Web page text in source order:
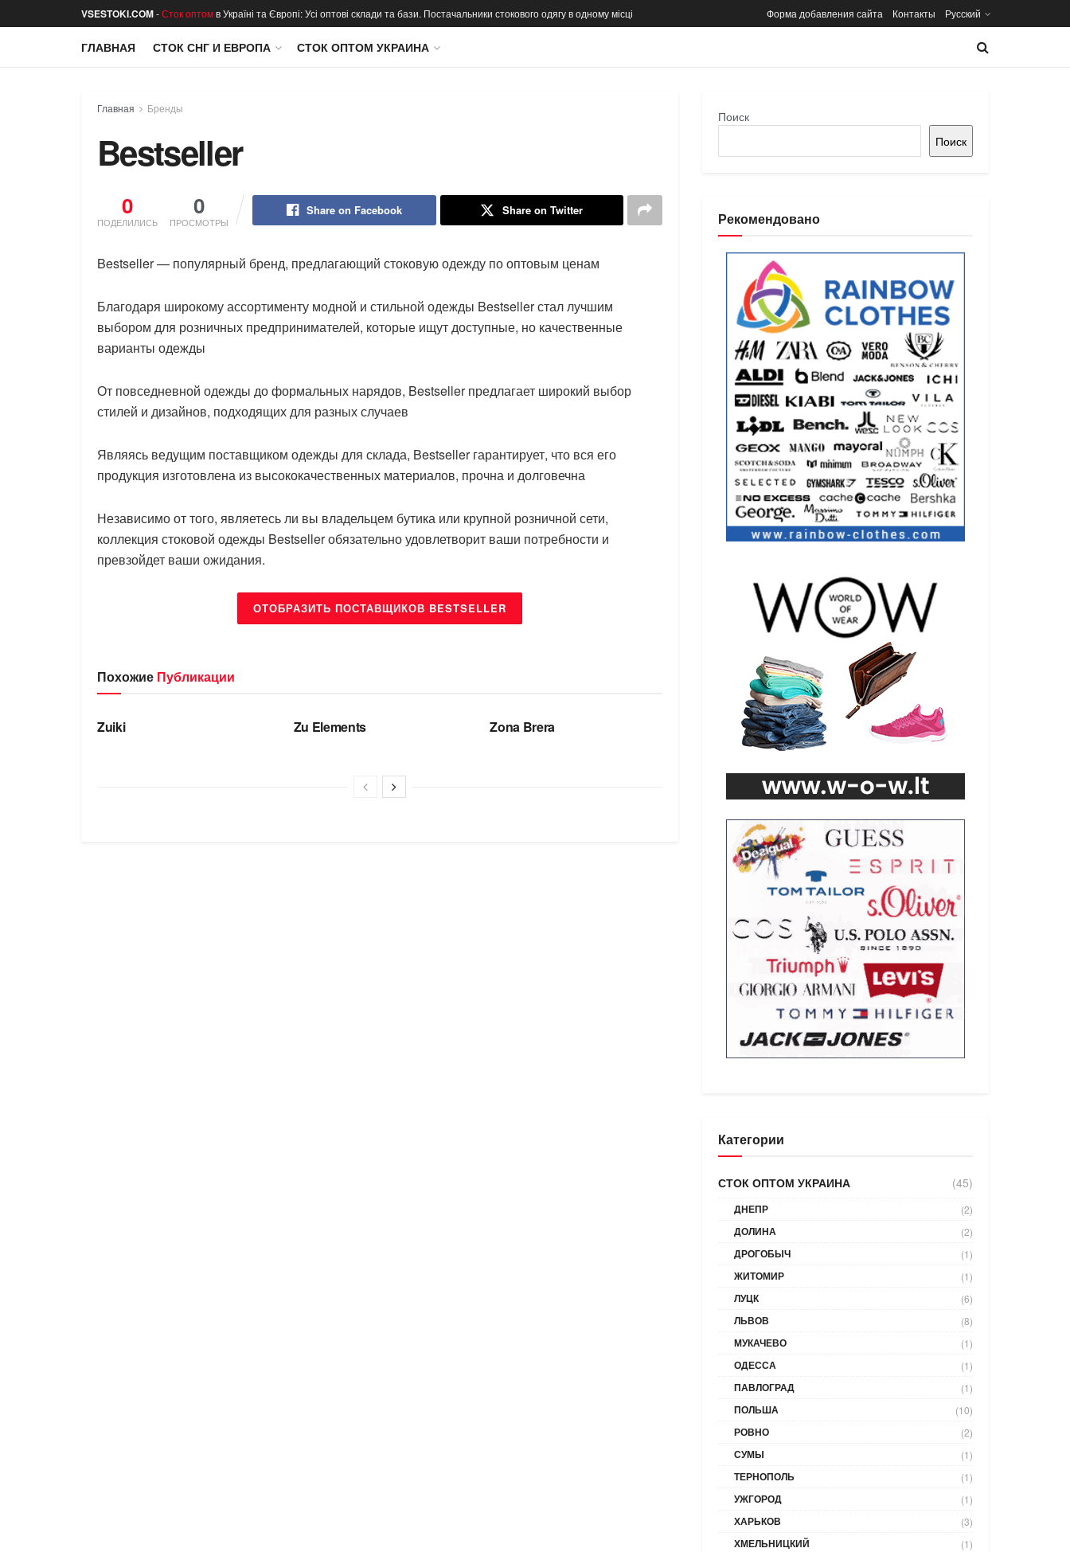
VSESTOKI.COM-Сток оптомв Україні та Європі: Усі оптові склади та бази. Постачальники стокового одягу в одному місці Форма добавления сайта Контакты Русский
ГЛАВНАЯ СТОК СНГ И ЕВРОПА СТОК ОПТОМ УКРАИНА
Главная Бренды
Bestseller
0
ПОДЕЛИЛИСЬ
0
ПРОСМОТРЫ
Share on Facebook Share on Twitter
Bestseller — популярный бренд, предлагающий стоковую одежду по оптовым ценам
Благодаря широкому ассортименту модной и стильной одежды Bestseller стал лучшим
выбором для розничных предпринимателей, которые ищут доступные, но качественные
варианты одежды
От повседневной одежды до формальных нарядов, Bestseller предлагает широкий выбор
стилей и дизайнов, подходящих для разных случаев
Являясь ведущим поставщиком одежды для склада, Bestseller гарантирует, что вся его
продукция изготовлена из высококачественных материалов, прочна и долговечна
Независимо от того, являетесь ли вы владельцем бутика или крупной розничной сети,
коллекция стоковой одежды Bestseller обязательно удовлетворит ваши потребности и
превзойдет ваши ожидания.
ОТОБРАЗИТЬ ПОСТАВЩИКОВ BESTSELLER
Похожие Публикации
БРЕНДЫ
Zuiki Zu Elements Zona Brera
Поиск
Поиск
Рекомендовано
Категории
СТОК ОПТОМ УКРАИНА (45)
ДНЕПР (2)
ДОЛИНА (2)
ДРОГОБЫЧ (1)
ЖИТОМИР (1)
ЛУЦК (6)
ЛЬВОВ (8)
МУКАЧЕВО (1)
ОДЕССА (1)
ПАВЛОГРАД (1)
ПОЛЬША (10)
РОВНО (2)
СУМЫ (1)
ТЕРНОПОЛЬ (1)
УЖГОРОД (1)
ХАРЬКОВ (3)
ХМЕЛЬНИЦКИЙ (1)